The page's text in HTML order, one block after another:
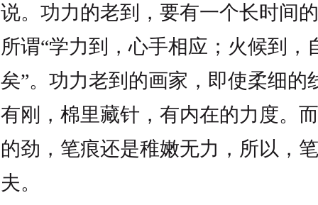
说。功力的老到，要有一个长时间
所谓“学力到，心手相应；火候到，
矣”。功力老到的画家，即使柔细的
有刚，棉里藏针，有内在的力度。
的劲，笔痕还是稚嫩无力，所以，
夫。